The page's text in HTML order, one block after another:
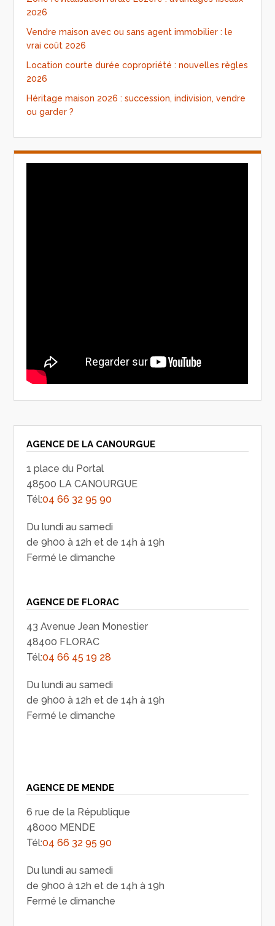
2026
Vendre maison avec ou sans agent immobilier : le
vrai coût 2026
Location courte durée copropriété : nouvelles règles
2026
Héritage maison 2026 : succession, indivision, vendre
ou garder ?
AGENCE DE LA CANOURGUE
1 place du Portal
48500 LA CANOURGUE
Tél:04 66 32 95 90
Du lundi au samedi
de 9h00 à 12h et de 14h à 19h
Fermé le dimanche
AGENCE DE FLORAC
43 Avenue Jean Monestier
48400 FLORAC
Tél:04 66 45 19 28
Du lundi au samedi
de 9h00 à 12h et de 14h à 19h
Fermé le dimanche
AGENCE DE MENDE
6 rue de la République
48000 MENDE
Tél:04 66 32 95 90
Du lundi au samedi
de 9h00 à 12h et de 14h à 19h
Fermé le dimanche